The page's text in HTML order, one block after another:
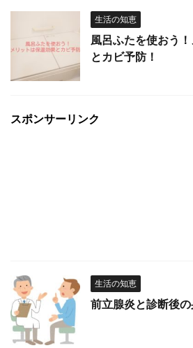
生活の知恵
風呂ふたを使おう
とカビ予防！
スポンサーリンク
生活の知恵
前立腺炎と診断後